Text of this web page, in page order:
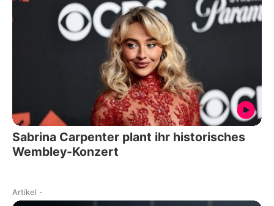
Sabrina Carpenter plant ihr historisches
Wembley-Konzert
Artikel -